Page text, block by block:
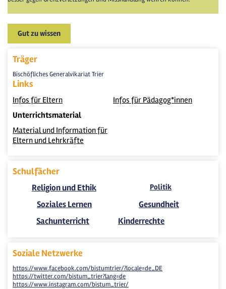
Gut zu wissen
Träger
Bischöfliches Generalvikariat Trier
Links
Infos für Eltern
Infos für Pädagog*innen
Unterrichtsmaterial
Material und Information für
Eltern und Lehrkräfte
Schulfächer
Religion und Ethik Politik
Soziales Lernen
Gesundheit
Sachunterricht
Kinderrechte
Soziale Netzwerke
https://www.facebook.com/bistumtrier/?locale=de_DE
https://twitter.com/bistum_trier?lang=de
https://www.instagram.com/bistum_trier/